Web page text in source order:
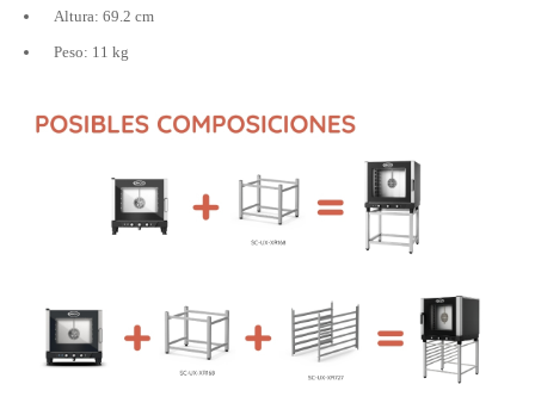
Altura: 69.2 cm
Peso: 11 kg